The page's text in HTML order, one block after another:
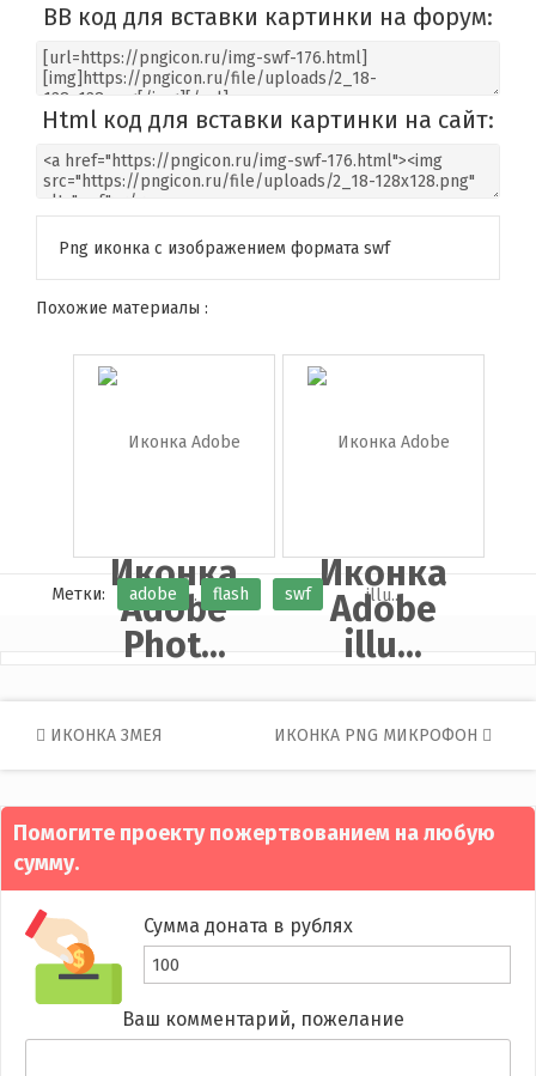
BB код для вставки картинки на форум:
Html код для вставки картинки на сайт:
Png иконка с изображением формата swf
Похожие материалы :
Иконка
Adobe
Phot...
Иконка
Adobe
illu...
Метки: adobe flash swf
Post
navigation
ИКОНКА ЗМЕЯ ИКОНКА PNG МИКРОФОН
Помогите проекту пожертвованием на любую
сумму.
Сумма доната в рублях
Ваш комментарий, пожелание